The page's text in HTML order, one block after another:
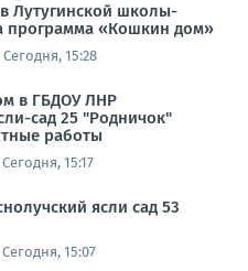
Лутугинской школы-
программа «Кошкин дом»
Сегодня, 15:28
в ГБДОУ ЛНР
сад 25 "Родничок"
работы
Сегодня, 15:17
ясли сад 53
Сегодня, 15:07